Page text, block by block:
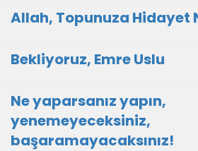
Allah, Topunuza Hidayet
Bekliyoruz, Emre Uslu
Ne yaparsanız yapın,
yenemeyeceksiniz,
başaramayacaksınız!